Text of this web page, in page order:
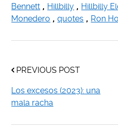
Bennett , Hillbilly , Hillbilly
Monedero , quotes , Ron
PREVIOUS POST
Los excesos (2023): una
mala racha